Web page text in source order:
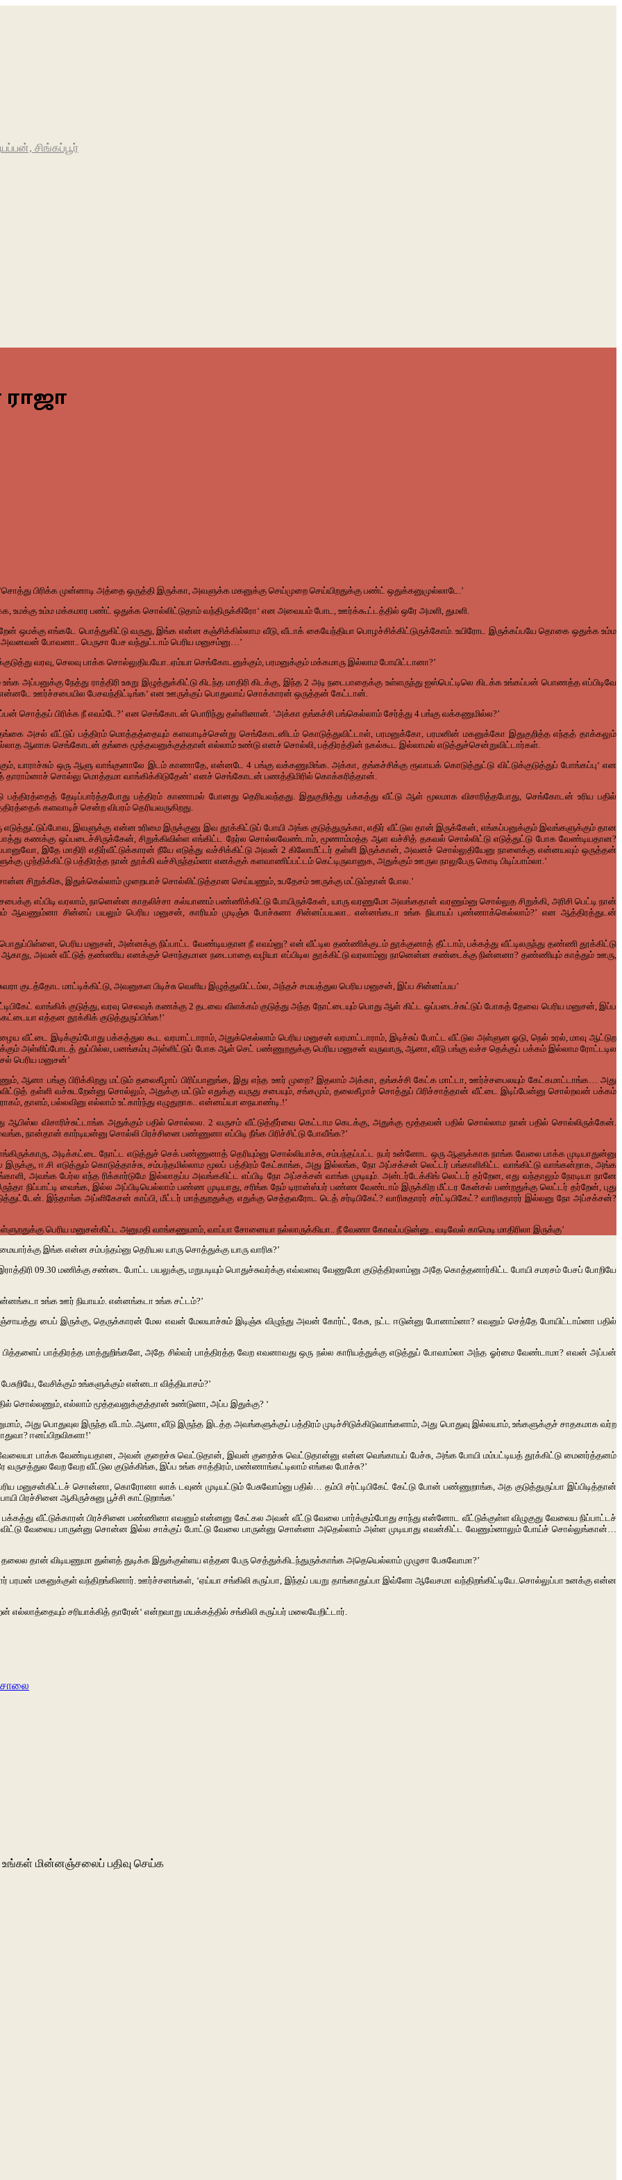
சிங்கப்பூர்
ராஜா
, ‘சொத்து பிரிக்க முன்னாடி அத்தை ஒருத்தி இருக்கா அவளுக்க மகனுக்கு செய்முறை செய்யிறதுக்கு பண்ட் ஒதுக்கனுமுல்லாடே
.’
உமக்கு உம்ம மக்கமார பண்ட் ஒதுக்க சொல்லிட்டுதாம் வந்திருக்கிரோ‘ என அவையம் போட ஊர்க்கூட்டத்தில் ஒரே அமளி துமளி
ஒமக்கு எங்கடே பொத்துகிட்டு வருது ,இங்க என்ன கஞ்சிக்கில்லாம வீடு,வீடாக் கையேந்தியா பொழச்சிக்கிட்டுருக்கோம் .உயிரோட இருக்கப்பயே தொகை ஒதுக்க உம்ம
அவனவன் போவனா பெருசா பேச வந்துட்டாம் பெரிய மனுசம்னு …’
வரவு செலவு பாக்க சொல்லுதியயோ ஏம்யா செங்கோடனுக்கும் பரமனுக்கும் மக்கமாரு இல்லாம போயிட்டானா?’
உங்க அப்பனுக்கு நேத்து ராத்திரி உசுறு இழுத்துக்கிட்டு கிடந்த மாதிரி கிடக்கு இந்த2 அடி நடைபாதைக்கு உள்ளருந்து ஐஸ்பெட்டிலெ கிடக்க உங்கப்பன் பொணத்த எப்பிடிவே
ஊர்ச்சபையில பேசவந்திட்டிங்க‘ என ஊருக்குப் பொதுவாய் சொக்காரன் ஒருத்தன் கேட்டான்
சொத்தப் பிரிக்க நீ எவம்டே ?’ என செங்கோடன் பொரிந்து தள்ளினான் . ‘அக்கா தங்கச்சி பங்கெல்லாம் சேர்த்து 4 பங்கு வக்கணுமில்ல?’
அசல் வீட்டுப் பத்திரம் மொத்தத்தையும் களவாடிச்சென்று செங்கோடனிடம் கொடுத்துவிட்டாள் பரமனுக்கோ பரமனின் மகனுக்கோ இதுகுறித்த எந்தத் தாக்கலும்
ஆளாக செங்கோடன் தங்கை மூத்தவனுக்குத்தான் எல்லாம் உண்டு எனச் சொல்லி பத்திரத்தின் நகல்கூட இல்லாமல் எடுத்துச்சென்றுவிட்டார்கள்
,யாராச்சும் ஒரு ஆளு வாங்குனாலே இடம் காணாதே,என்னடே 4 பங்கு வக்கணுமிங்க .அக்கா தங்கச்சிக்கு ரூவாயக் கொடுத்துட்டு விட்டுக்குடுத்துப் போங்கப்பு‘என
தாராம்னாச் சொல்லு மொத்தமா வாங்கிக்கிடுதேன்‘ எனச் செங்கோடன் பணத்திமிரில் கொக்கரித்தான்
பத்திரத்தைத் தேடிப்பார்த்தபோது பத்திரம் காணாமல் போனது தெரியவந்தது .இதுகுறித்து பக்கத்து வீட்டு ஆள் மூலமாக விசாரித்தபோது செங்கோடன் உரிய பதில்
களவாடிச் சென்ற விபரம் தெரியவருகிறது
எடுத்துட்டுப்போவ ,இவளுக்கு என்ன உரிமை இருக்குனு இவ தூக்கிட்டுப் போயி அங்க குடுத்துருக்கா ,எதிர் வீட்டுல தான் இருக்கேன் எங்கப்பனுக்கும் இவங்களுக்கும் தான
கணக்கு ஒப்படைச்சிருக்கேன் சிறுக்கிவிள்ள எங்கிட்ட நேர்ல சொல்லவேண்டாம் ,மூணாம்மத்த ஆள வச்சித் தகவல் சொல்லிட்டு எடுத்துட்டு போக வேண்டியதான?
இதே மாதிரி எதிர்வீட்டுக்காரன் நீயே எடுத்து வச்சிக்கிட்டு அவன் 2 கிலோமீட்டர் தள்ளி இருக்கான் ,அவனச் சொல்லுதியேனு நாளைக்கு என்னயவும் ஒருத்தன்
முந்திக்கிட்டு பத்திரத்த நான் தூக்கி வச்சிருந்தம்னா எனக்குக் களவாணிப்பட்டம் கெட்டிருவானுக அதுக்கும் ஊருல நாலுபேரு கொடி பிடிப்பாம்லா .’
சிறுக்கிக இதுக்கெல்லாம் முறையாச் சொல்லிட்டுத்தான செய்யணும் உபதேசம் ஊருக்கு மட்டும்தான் போல .’
சபைக்கு எப்பிடி வரலாம்,நானென்ன காதலிச்சா கல்யாணம் பண்ணிக்கிட்டு போயிருக்கேன் யாரு வரணுமோ அவங்கதான் வரணும்னு சொல்லுத சிறுக்கி அரிசி பெட்டி நான்
ஆவணும்னா சின்னப் பயலும் பெரிய மனுசன் காரியம் முடிஞ்சு போச்சுனா சின்னப்பயலா ..என்னங்கடா உங்க நியாயப் புண்ணாக்கெல்லாம்?’என ஆத்திரத்துடன்
பொதுப்பிள்ளை பெரிய மனுசன் அன்னக்கு நிப்பாட்ட வேண்டியதான நீ எவம்னு? என் வீட்டில தண்ணிக்குடம் தூக்குனாத் தீட்டாம்,பக்கத்து வீட்டிலருந்து தண்ணி தூக்கிட்டு
ஆகாது அவன் வீட்டுத் தண்ணிய எனக்குச் சொந்தமான நடைபாதை வழியா எப்பிடில தூக்கிட்டு வரலாம்னு நானென்ன சண்டைக்கு நின்னனா? தண்ணியும் காத்தும் ஊரு
குடத்தோட மாட்டிக்கிட்டு அவனுகள பிடிச்சு வெளிய இழுத்துவிட்டம்ல அந்தச் சமயத்துல பெரிய மனுசன் இப்ப சின்னப்பய’
வாங்கிக் குடுத்து,வரவு செலவுக் கணக்கு2தடவை விளக்கம் குடுத்து அந்த நோட்டையும் பொது ஆள் கிட்ட ஒப்படைச்சுட்டுப் போகத் தேவை பெரிய மனுசன் ,இப்ப
எத்தன தூக்கிக் குடுத்துருப்பிங்க!’
வீட்டை இடிக்கும்போது பக்கத்துல கூட வரமாட்டாராம்,அதுக்கெல்லாம் பெரிய மனுசன் வரமாட்டாராம் இடிச்சுப் போட்ட வீட்டுல அள்ளுன ஓடு ,நெல் உரல் ,மாவு ஆட்டுற
அள்ளிப்போடத் துப்பில்ல பனங்கம்பு அள்ளிட்டுப் போக ஆள் செட் பண்ணுறதுக்கு பெரிய மனுசன் வருவாரு, ஆனா ,வீடு பங்கு வச்ச தெக்குப் பக்கம் இல்லாம ரோட்டடில
பெரிய மனுசன்’
,ஆனா பங்கு பிரிக்கிறது மட்டும் தலைகீழாப் பிரிப்பானுங்க, இது எந்த ஊர் முறை?இதலாம் அக்கா தங்கச்சி கேட்க மாட்டா ,ஊர்ச்சபைலயும் கேட்கமாட்டாங்க…அது
விட்டுத் தள்ளி வச்சுடறேன்னு சொல்லும்,அதுக்கு மட்டும் எதுக்கு வருது சபையும், சங்கமும்,தலைகீழாச் சொத்துப் பிரிச்சாத்தான் வீட்டை இடிப்பேன்னு சொல்றவன் பக்கம்
ராகம் தாளம் பல்லவினு எல்லாம் உட்கார்ந்து எழுதுறாக என்னய்யா நையாண்டி .!’
ஆபிஸ்ல விசாரிச்சுட்டாங்க அதுக்கும் பதில் சொல்லல . 2 வருசம் வீட்டுத்தீர்வை கெட்டாம கெடக்கு ,அதுக்கு மூத்தவன் பதில் சொல்லாம நான் பதில் சொல்லிருக்கேன்
நான்தான் கார்டியன்னு சொல்லி பிரச்சினை பண்ணுனா எப்பிடி நீங்க பிரிச்சிட்டு போவீங்க?’
அடிக்கட்டை நோட்ட எடுத்துச் செக் பண்ணுனாத் தெரியும்னு சொல்லியாச்சு ,சம்பந்தப்பட்ட நபர் உன்னோட ஒரு ஆளுக்காக நாங்க வேலை பாக்க முடியாதுன்னு
இருக்கு ,ஈ .சி எடுத்தும் கொடுத்தாச்சு,சம்பந்தமில்லாம மூலப் பத்திரம் கேட்காங்க,அது இல்லங்க நோ அப்சக்சன் லெட்டர் பங்காளிகிட்ட வாங்கிட்டு வாங்கன்றாக,அங்க
அவங்க பேர்ல எந்த ரிக்கார்டுமே இல்லாதப்ப அவங்ககிட்ட எப்பிடி நோ அப்சக்சன் வாங்க முடியும் அன்டர்டேக்கிங் லெட்டர் தர்றேன ,எது வந்தாலும் நேரடியா நானே
நிப்பாட்டி வைங்க இல்ல அப்பிடியெல்லாம் பண்ண முடியாது சரிங்க நேம் டிரான்ஸ்பர் பண்ண வேண்டாம் இருக்கிற மீட்டர கேன்சல் பண்றதுக்கு லெட்டர் தர்றேன் புது
இந்தாங்க அப்ளிகேசன் காப்பி ,மீட்டர் மாத்துறதுக்கு எதுக்கு செத்தவரோட டெத் சர்டிபிகேட்?வாரிசுதாரர் சர்ட்டிபிகேட் ? வாரிசுதாரர் இல்லனு நோ அப்சக்சன்?
பெரிய மனுசன்கிட்ட அனுமதி வாங்கணுமாம் வாப்பா சோனையா நல்லாருக்கியா நீ வேணா கோவப்படுன்னு வடிவேல் காமெடி மாதிரிலா இருக்கு’
இங்க என்ன சம்பந்தம்னு தெரியல யாரு சொத்துக்கு யாரு வாரிசு?’
09.30 மணிக்கு சண்டை போட்ட பயலுக்கு ,மறுபடியும் பொதுச்சுவர்க்கு எவ்வளவு வேணுமோ குடுத்திரலாம்னு அதே கொத்தனார்கிட்ட போயி சமரசம் பேசப் போறியே
உங்க ஊர் நியாயம் என்னங்கடா உங்க சட்டம்?’
பைப் இருக்கு,தெருக்காரன் மேல எவன் மேலயாச்சும் இடிஞ்சு விழுந்து அவன் கோர்ட் ,கேசு நட்ட ஈடுன்னு போனாம்னா?எவனும் செத்தே போயிட்டாம்னா பதில்
பித்தளைப் பாத்திரத்த மாத்துறிங்களே ,அதே சில்வர் பாத்திரத்த வேற எவனாவது ஒரு நல்ல காரியத்துக்கு எடுத்துப் போவாம்லா அந்த ஓர்மை வேண்டாமா?எவன் அப்பன்
பேசுறியே வேசிக்கும் உங்களுக்கும் என்னடா வித்தியாசம்?’
சொல்லணும் எல்லாம் மூத்தவனுக்குத்தான் உண்டுனா அப்ப இதுக்கு? ‘
அது பொதுவுல இருந்த வீடாம் ..ஆனா ,வீடு இருந்த இடத்த அவங்களுக்குப் பத்திரம் முடிச்சிடுக்கிடுவாங்களாம் ,அது பொதுவு இல்லயாம், உங்களுக்குச் சாதகமாக வர்ற
? ஈனப்பிறவிகளா!’
பாக்க வேண்டியதான அவன் குறைச்சு வெட்டுதான் இவன் குறைச்சு வெட்டுதான்னு என்ன வெங்காயப் பேச்சு, அங்க போயி மம்பட்டியத் தூக்கிட்டு மைனர்த்தனம்
வருசத்துல வேற வேற வீட்டுல குடுக்கிங்க இப்ப உங்க சாத்திரம் மண்ணாங்கட்டிலாம் எங்கல போச்சு?’
மனுசன்கிட்டச் சொன்னா கொரோனா லாக் டவுண் முடியட்டும் பேசுவோம்னு பதில் …தம்பி சர்ட்டிபிகேட் கேட்டு போன் பண்ணுறாங்க ,அத குடுத்துருப்பா இப்பிடித்தான்
பிரச்சினை ஆகிருச்சுனு பூச்சி காட்டுறாங்க’
பக்கத்து வீட்டுக்காரன் பிரச்சினை பண்ணினா எவனும் என்னனு கேட்கல அவன் வீட்டு வேலை பார்க்கும்போது சாந்து என்னோட வீட்டுக்குள்ள விழுகுது வேலைய நிப்பாட்டச்
விட்டு வேலைய பாருன்னு சொன்ன இல்ல சாக்குப் போட்டு வேலை பாருன்னு சொன்னா அதெல்லாம் அள்ள முடியாது எவன்கிட்ட வேணும்னாலும் போய்ச் சொல்லுங்கான்
தலைல தான் விடியணுமா துள்ளத் துடிக்க இதுக்குள்ளய எத்தன பேரு செத்துக்கிடந்துருக்காங்க அதெயெல்லாம் முழுசா பேசுவோமா?’
பரமன் மகனுக்குள் வந்திறங்கினார் .ஊர்ச்சனங்கள் , ‘ஏய்யா சங்கிலி கருப்பா இந்தப் பயறு தாங்காதுப்பா இவ்ளோ ஆவேசமா வந்திறங்கிட்டியே.. சொல்லுப்பா உனக்கு என்ன
எல்லாத்தையும் சரியாக்கித் தாரேன்‘ என்றவாறு மயக்கத்தில் சங்கிலி கருப்பர் மலையேறிட்டார்
மின்னஞ்சலைப் பதிவு செய்க